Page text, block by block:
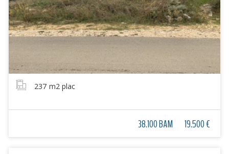
237 m2 plac
38.100 BAM 19.500 €